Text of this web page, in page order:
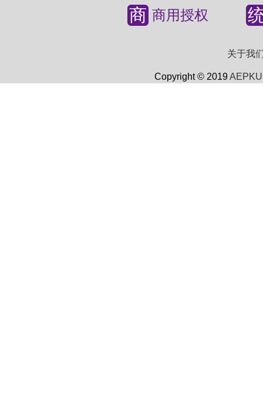
商 商用授权
关于我
Copyright © 2019